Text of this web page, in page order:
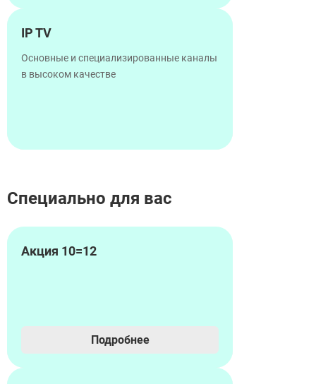
IP TV
Основные и специализированные каналы
в высоком качестве
Специально для вас
Акция 10=12
Подробнее